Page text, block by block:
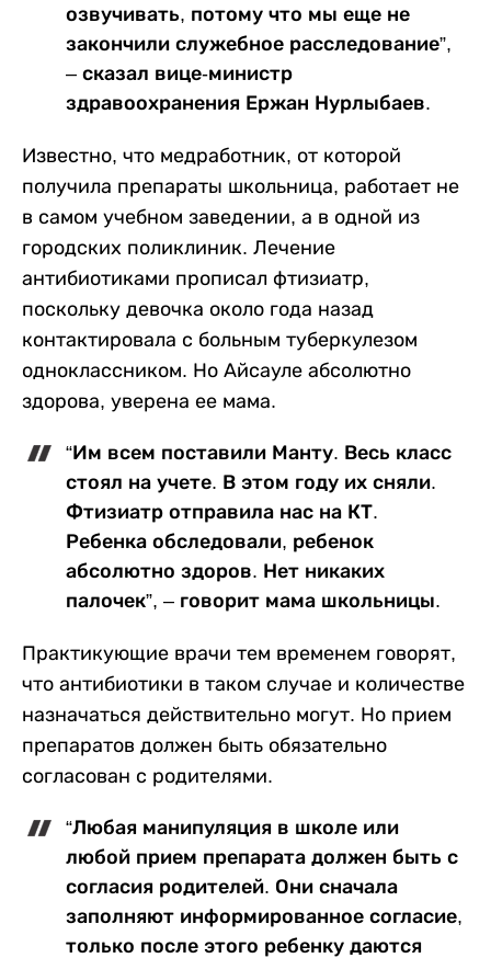
озвучивать, потому что мы еще не
закончили служебное расследование”,
– сказал вице-министр
здравоохранения Ержан Нурлыбаев.
Известно, что медработник, от которой
получила препараты школьница, работает не
в самом учебном заведении, а в одной из
городских поликлиник. Лечение
антибиотиками прописал фтизиатр,
поскольку девочка около года назад
контактировала с больным туберкулезом
одноклассником. Но Айсауле абсолютно
здорова, уверена ее мама.
“Им всем поставили Манту. Весь класс
стоял на учете. В этом году их сняли.
Фтизиатр отправила нас на КТ.
Ребенка обследовали, ребенок
абсолютно здоров. Нет никаких
палочек”, – говорит мама школьницы.
Практикующие врачи тем временем говорят,
что антибиотики в таком случае и количестве
назначаться действительно могут. Но прием
препаратов должен быть обязательно
согласован с родителями.
“Любая манипуляция в школе или
любой прием препарата должен быть с
согласия родителей. Они сначала
заполняют информированное согласие,
только после этого ребенку даются